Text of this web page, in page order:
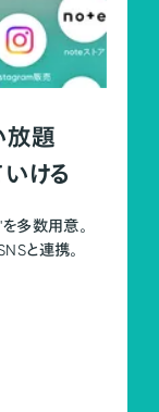
放題
ける
多数用意。
と連携。